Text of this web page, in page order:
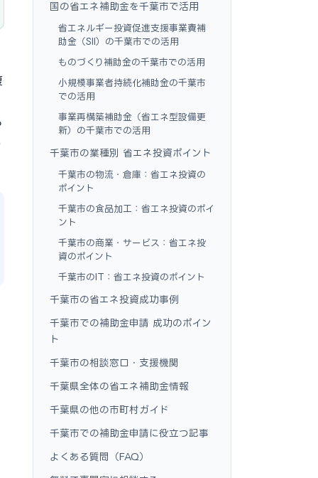
国の省エネ補助金を千葉市で活用
省エネルギー投資促進支援事業費補
助金（SII）の千葉市での活用
ものづくり補助金の千葉市での活用
小規模事業者持続化補助金の千葉市
での活用
事業再構築補助金（省エネ型設備更
新）の千葉市での活用
千葉市の業種別 省エネ投資ポイント
千葉市の物流・倉庫：省エネ投資の
ポイント
千葉市の食品加工：省エネ投資のポイ
ント
千葉市の商業・サービス：省エネ投
資のポイント
千葉市のIT：省エネ投資のポイント
千葉市の省エネ投資成功事例
千葉市での補助金申請 成功のポイン
ト
千葉市の相談窓口・支援機関
千葉県全体の省エネ補助金情報
千葉県の他の市町村ガイド
千葉市での補助金申請に役立つ記事
よくある質問（FAQ）